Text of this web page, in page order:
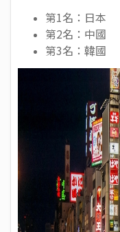
第1名：日本
第2名：中國
第3名：韓國